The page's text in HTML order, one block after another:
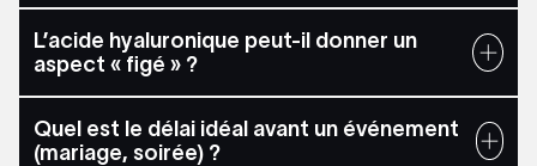
L’acide hyaluronique peut-il donner un
aspect « figé » ?
Quel est le délai idéal avant un événement
(mariage, soirée) ?